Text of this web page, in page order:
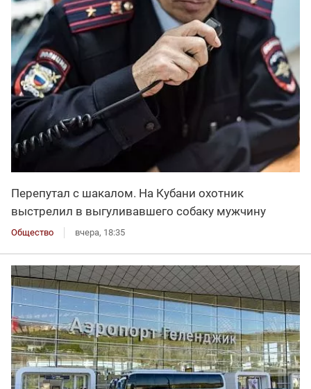
Перепутал с шакалом. На Кубани охотник
выстрелил в выгуливавшего собаку мужчину
Общество вчера, 18:35